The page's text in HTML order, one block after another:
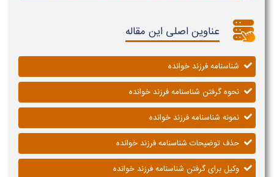
عناوین اصلی این مقاله
شناسنامه فرزند خوانده
نحوه گرفتن شناسنامه فرزند خوانده
نمونه شناسنامه فرزند خوانده
حذف توضیحات شناسنامه فرزند خوانده
وکیل برای گرفتن شناسنامه فرزند خوانده